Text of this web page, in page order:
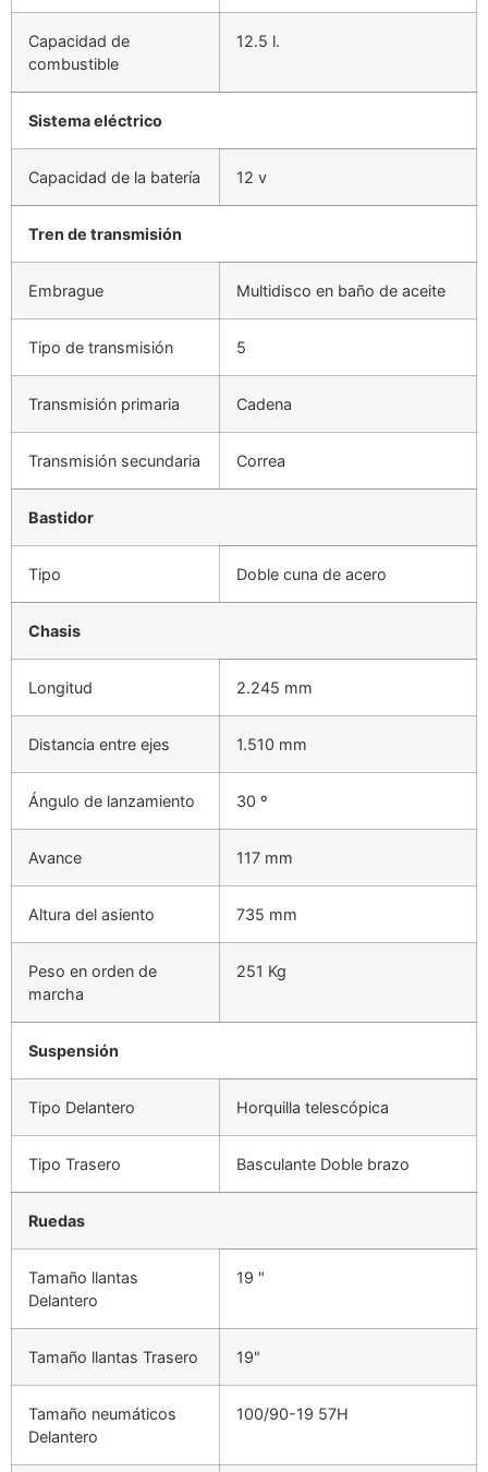
Capacidad de
combustible
12.5 l.
Sistema eléctrico
Capacidad de la batería 12 v
Tren de transmisión
Embrague Multidisco en baño de aceite
Tipo de transmisión 5
Transmisión primaria Cadena
Transmisión secundaria Correa
Bastidor
Tipo Doble cuna de acero
Chasis
Longitud 2.245 mm
Distancia entre ejes 1.510 mm
Ángulo de lanzamiento 30 º
Avance 117 mm
Altura del asiento 735 mm
Peso en orden de
marcha
251 Kg
Suspensión
Tipo Delantero Horquilla telescópica
Tipo Trasero Basculante Doble brazo
Ruedas
Tamaño llantas
Delantero
19 "
Tamaño llantas Trasero 19"
Tamaño neumáticos
Delantero
100/90-19 57H